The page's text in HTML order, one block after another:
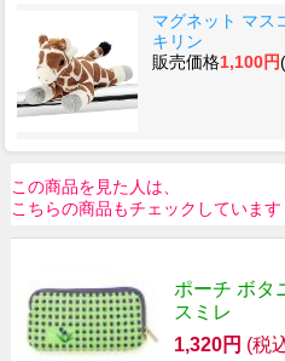
マグネット マス
キリン
販売価格1,100円
この商品を見た人は、
こちらの商品もチェックしています
ポーチ ボタ
スミレ
1,320円 (税